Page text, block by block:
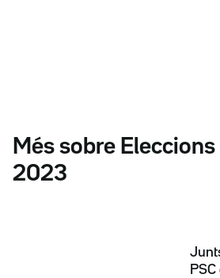
Més sobre
2023